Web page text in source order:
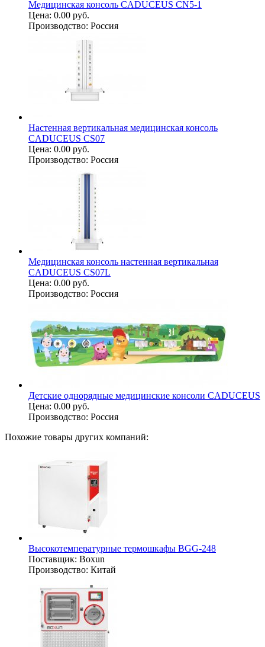
Медицинская консоль CADUCEUS CN5-1
Цена: 0.00 руб.
Производство: Россия
Настенная вертикальная медицинская консоль
CADUCEUS CS07
Цена: 0.00 руб.
Производство: Россия
Медицинская консоль настенная вертикальная
CADUCEUS CS07L
Цена: 0.00 руб.
Производство: Россия
Детские однорядные медицинские консоли CADUCEUS
Цена: 0.00 руб.
Производство: Россия
Похожие товары других компаний:
Высокотемпературные термошкафы BGG-248
Поставщик: Boxun
Производство: Китай